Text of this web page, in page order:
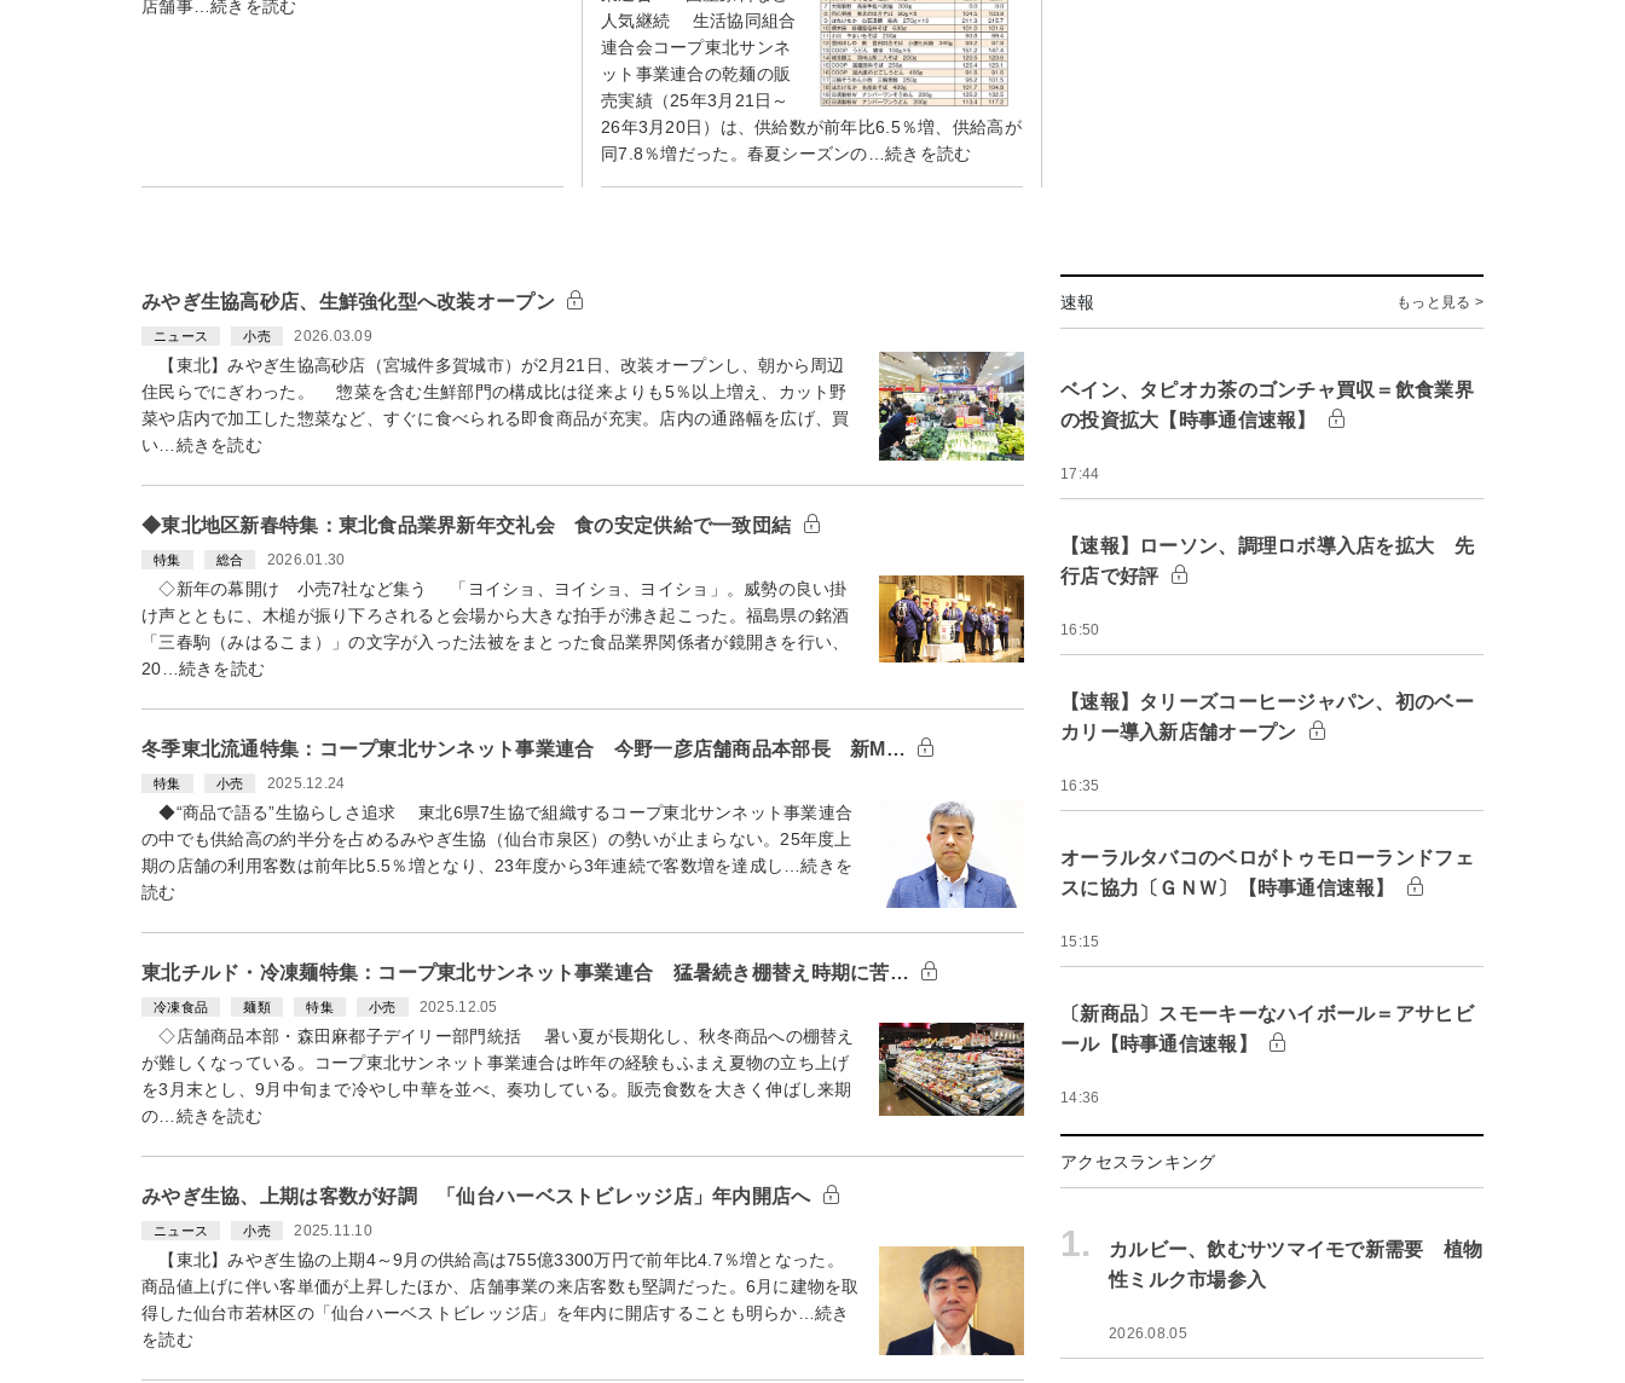
店舗事…続きを読む
人気継続 生活協同組合
連合会コープ東北サンネ
ット事業連合の乾麺の販
売実績（25年3月21日～
26年3月20日）は、供給数が前年比6.5％増、供給高が
同7.8％増だった。春夏シーズンの…続きを読む
みやぎ生協高砂店、生鮮強化型へ改装オープン
ニュース 小売 2026.03.09
【東北】みやぎ生協高砂店（宮城件多賀城市）が2月21日、改装オープンし、朝から周辺
住民らでにぎわった。 惣菜を含む生鮮部門の構成比は従来よりも5％以上増え、カット野
菜や店内で加工した惣菜など、すぐに食べられる即食商品が充実。店内の通路幅を広げ、買
い…続きを読む
◆東北地区新春特集：東北食品業界新年交礼会 食の安定供給で一致団結
特集 総合 2026.01.30
◇新年の幕開け 小売7社など集う 「ヨイショ、ヨイショ、ヨイショ」。威勢の良い掛
け声とともに、木槌が振り下ろされると会場から大きな拍手が沸き起こった。福島県の銘酒
「三春駒（みはるこま）」の文字が入った法被をまとった食品業界関係者が鏡開きを行い、
20…続きを読む
冬季東北流通特集：コープ東北サンネット事業連合 今野一彦店舗商品本部長 新M…
特集 小売 2025.12.24
◆“商品で語る”生協らしさ追求 東北6県7生協で組織するコープ東北サンネット事業連合
の中でも供給高の約半分を占めるみやぎ生協（仙台市泉区）の勢いが止まらない。25年度上
期の店舗の利用客数は前年比5.5％増となり、23年度から3年連続で客数増を達成し…続きを
読む
東北チルド・冷凍麺特集：コープ東北サンネット事業連合 猛暑続き棚替え時期に苦…
冷凍食品 麺類 特集 小売 2025.12.05
◇店舗商品本部・森田麻都子デイリー部門統括 暑い夏が長期化し、秋冬商品への棚替え
が難しくなっている。コープ東北サンネット事業連合は昨年の経験もふまえ夏物の立ち上げ
を3月末とし、9月中旬まで冷やし中華を並べ、奏功している。販売食数を大きく伸ばし来期
の…続きを読む
みやぎ生協、上期は客数が好調 「仙台ハーベストビレッジ店」年内開店へ
ニュース 小売 2025.11.10
【東北】みやぎ生協の上期4～9月の供給高は755億3300万円で前年比4.7％増となった。
商品値上げに伴い客単価が上昇したほか、店舗事業の来店客数も堅調だった。6月に建物を取
得した仙台市若林区の「仙台ハーベストビレッジ店」を年内に開店することも明らか…続き
を読む
速報 もっと見る >
ベイン、タピオカ茶のゴンチャ買収＝飲食業界
の投資拡大【時事通信速報】
17:44
【速報】ローソン、調理ロボ導入店を拡大 先
行店で好評
16:50
【速報】タリーズコーヒージャパン、初のベー
カリー導入新店舗オープン
16:35
オーラルタバコのベロがトゥモローランドフェ
スに協力〔ＧＮＷ〕【時事通信速報】
15:15
〔新商品〕スモーキーなハイボール＝アサヒビ
ール【時事通信速報】
14:36
アクセスランキング
1.
カルビー、飲むサツマイモで新需要 植物
性ミルク市場参入
2026.08.05